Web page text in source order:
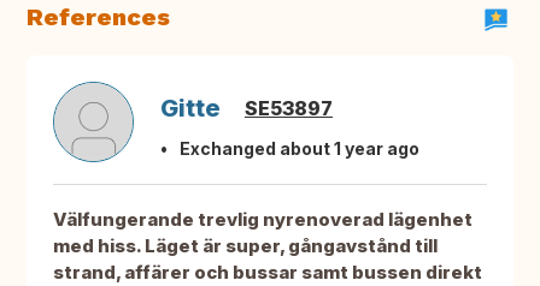
References
Gitte SE53897
Exchanged about 1 year ago
Välfungerande trevlig nyrenoverad lägenhet
med hiss. Läget är super, gångavstånd till
strand, affärer och bussar samt bussen direkt